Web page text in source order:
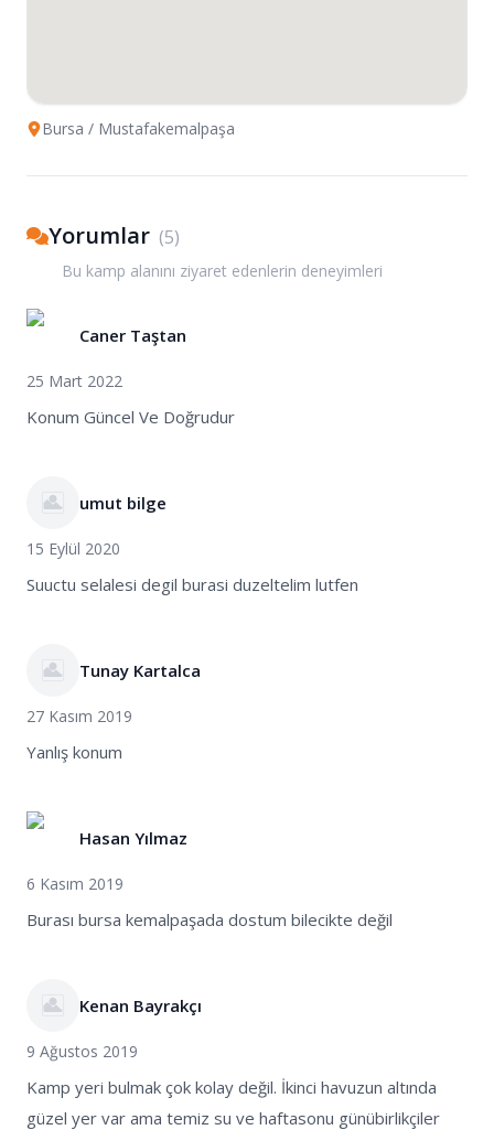
Bursa / Mustafakemalpaşa
Yorumlar (5)
Bu kamp alanını ziyaret edenlerin deneyimleri
Caner Taştan
25 Mart 2022
Konum Güncel Ve Doğrudur
umut bilge
15 Eylül 2020
Suuctu selalesi degil burasi duzeltelim lutfen
Tunay Kartalca
27 Kasım 2019
Yanlış konum
Hasan Yılmaz
6 Kasım 2019
Burası bursa kemalpaşada dostum bilecikte değil
Kenan Bayrakçı
9 Ağustos 2019
Kamp yeri bulmak çok kolay değil. İkinci havuzun altında
güzel yer var ama temiz su ve haftasonu günübirlikçiler